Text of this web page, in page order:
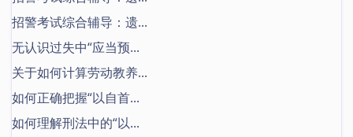
招警考试综合辅导：遗...
无认识过失中“应当预...
关于如何计算劳动教养...
如何正确把握“以自首...
如何理解刑法中的“以...